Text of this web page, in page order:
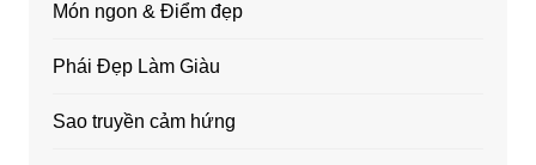
Món ngon & Điểm đẹp
Phái Đẹp Làm Giàu
Sao truyền cảm hứng